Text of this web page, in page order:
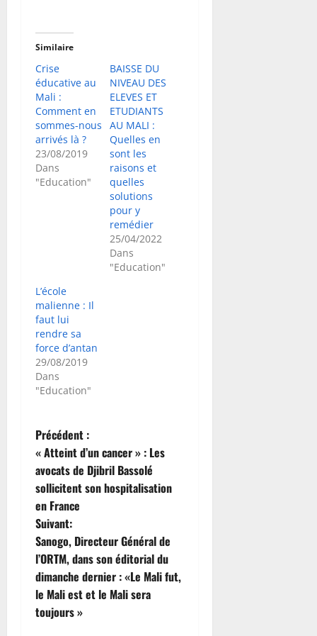
Similaire
Crise
éducative au
Mali :
Comment en
sommes-nous
arrivés là ?
23/08/2019
Dans
"Education"
BAISSE DU
NIVEAU DES
ELEVES ET
ETUDIANTS
AU MALI :
Quelles en
sont les
raisons et
quelles
solutions
pour y
remédier
25/04/2022
Dans
"Education"
L’école
malienne : Il
faut lui
rendre sa
force d’antan
29/08/2019
Dans
"Education"
N
a
v
i
g
a
t
Précédent :
« Atteint d’un cancer » : Les
avocats de Djibril Bassolé
sollicitent son hospitalisation
en France
Suivant:
Sanogo, Directeur Général de
l’ORTM, dans son éditorial du
dimanche dernier : «Le Mali fut,
le Mali est et le Mali sera
toujours »